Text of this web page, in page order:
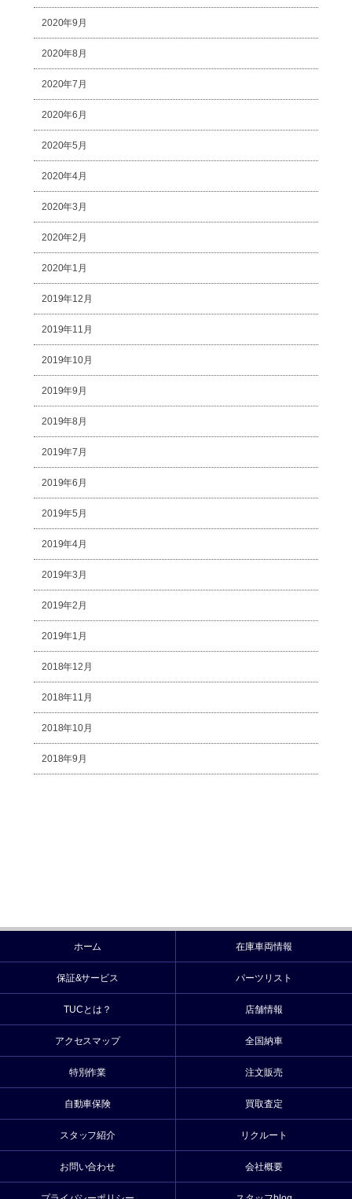
2020年9月
2020年8月
2020年7月
2020年6月
2020年5月
2020年4月
2020年3月
2020年2月
2020年1月
2019年12月
2019年11月
2019年10月
2019年9月
2019年8月
2019年7月
2019年6月
2019年5月
2019年4月
2019年3月
2019年2月
2019年1月
2018年12月
2018年11月
2018年10月
2018年9月
ホーム 在庫車両情報
保証&サービス パーツリスト
TUCとは？ 店舗情報
アクセスマップ 全国納車
特別作業 注文販売
自動車保険 買取査定
スタッフ紹介 リクルート
お問い合わせ 会社概要